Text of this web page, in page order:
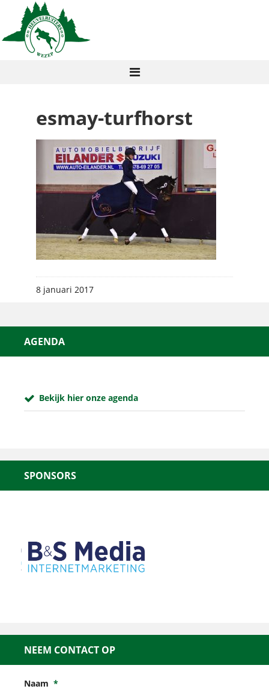
esmay-turfhorst
8 januari 2017
AGENDA
Bekijk hier onze agenda
SPONSORS
NEEM CONTACT OP
Naam *